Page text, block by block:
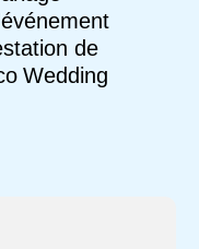
de
Wedding